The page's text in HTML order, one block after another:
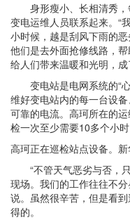
身形瘦小、长相清秀，
变电运维人员联系起来。“
小时候，越是刮风下雨的
他们是去外面抢修线路，
给人们带来温暖和光明，成
变电站是电网系统的“心
维好变电站内的每一台设
可靠的电流。高珂所在的
检一次至少需要10多个小时
高珂正在巡检站点设备。
“不管天气恶劣与否，只
现场。我们的工作往往不
说。虽然很辛苦，但是看
得的。